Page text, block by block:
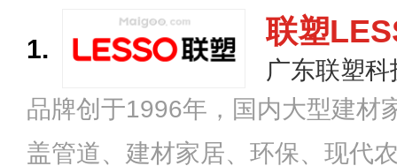
1. 联塑
广东联塑
品牌创于1996年，国内大型建材
盖管道、建材家居、环保、现代